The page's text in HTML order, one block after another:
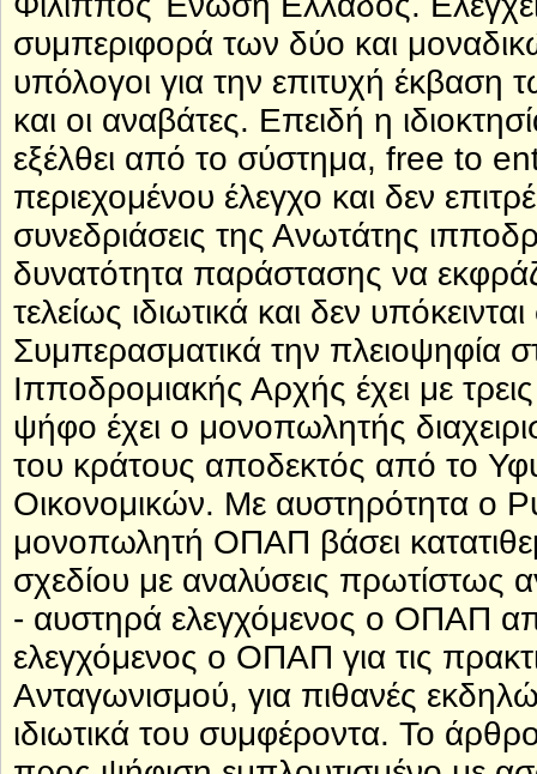
συμπεριφορά των δύο και
υπόλογοι για την επιτυχή έκβαση
και οι αναβάτες. Επειδή η
εξέλθει από το σύστημα, free to
περιεχομένου έλεγχο και δεν
συνεδριάσεις της Ανωτάτης
δυνατότητα παράστασης να
τελείως ιδιωτικά και δεν
Συμπερασματικά την πλειοψηφία
Ιπποδρομιακής Αρχής έχει με
ψήφο έχει ο μονοπωλητής
του κράτους αποδεκτός από το
Οικονομικών. Με αυστηρότητα ο
μονοπωλητή ΟΠΑΠ βάσει
σχεδίου με αναλύσεις πρωτίστως
- αυστηρά ελεγχόμενος ο ΟΠΑΠ
ελεγχόμενος ο ΟΠΑΠ για τις
Ανταγωνισμού, για πιθανές
ιδιωτικά του συμφέροντα. Το